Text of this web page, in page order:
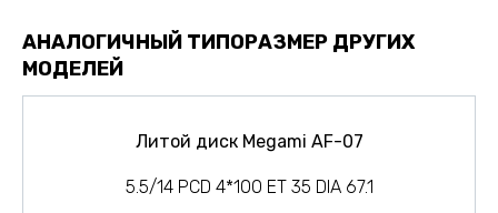
АНАЛОГИЧНЫЙ ТИПОРАЗМЕР ДРУГИХ
МОДЕЛЕЙ
Литой диск Megami AF-07
5.5/14 PCD 4*100 ET 35 DIA 67.1